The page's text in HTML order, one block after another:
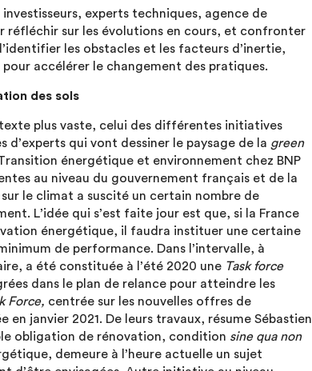
experts techniques, agence de
réfléchir sur les évolutions en cours, et confronter
les obstacles et les facteurs d’inertie,
accélérer le changement des pratiques.
des sols
plus vaste, celui des différentes initiatives
qui vont dessiner le paysage de la green
énergétique et environnement chez BNP
au niveau du gouvernement français et de la
le climat a suscité un certain nombre de
L’idée qui s’est faite jour est que, si la France
énergétique, il faudra instituer une certaine
de performance. Dans l’intervalle, à
a été constituée à l’été 2020 une Task force
dans le plan de relance pour atteindre les
Force, centrée sur les nouvelles offres de
janvier 2021. De leurs travaux, résume Sébastien
obligation de rénovation, condition sine qua non
demeure à l’heure actuelle un sujet